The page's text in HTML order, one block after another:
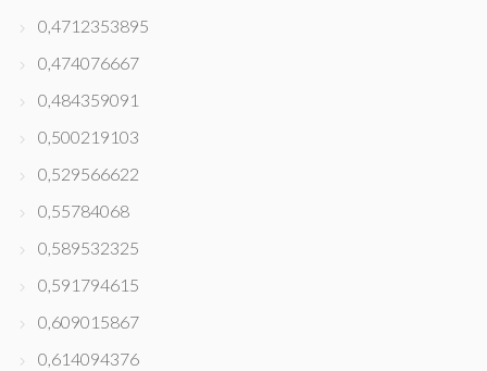
0,4712353895
0,474076667
0,484359091
0,500219103
0,529566622
0,55784068
0,589532325
0,591794615
0,609015867
0,614094376